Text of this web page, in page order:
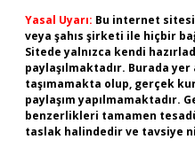
Yasal Uyarı: Bu internet
veya şahıs şirketi ile hiçbir
Sitede yalnızca kendi
paylaşılmaktadır. Burada
taşımamakta olup, gerçek
paylaşım yapılmamaktadır.
benzerlikleri tamamen
taslak halindedir ve tavsiye